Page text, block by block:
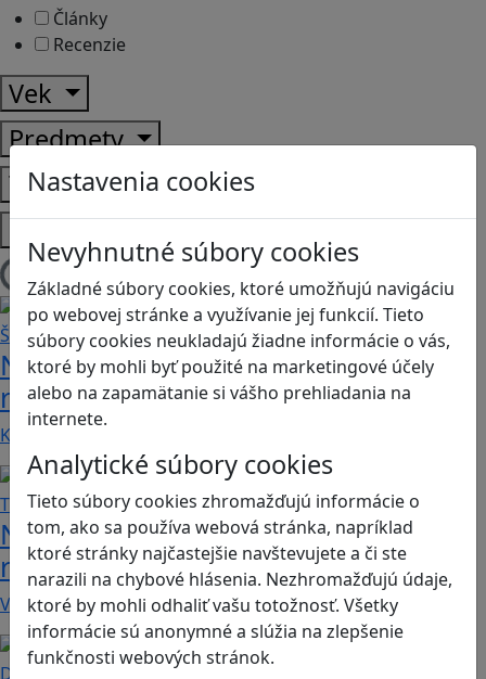
Nastavenia cookies
Nevyhnutné súbory cookies
Základné súbory cookies, ktoré umožňujú navigáciu
po webovej stránke a využívanie jej funkcií. Tieto
súbory cookies neukladajú žiadne informácie o vás,
ktoré by mohli byť použité na marketingové účely
alebo na zapamätanie si vášho prehliadania na
internete.
Analytické súbory cookies
Tieto súbory cookies zhromažďujú informácie o
tom, ako sa používa webová stránka, napríklad
ktoré stránky najčastejšie navštevujete a či ste
narazili na chybové hlásenia. Nezhromažďujú údaje,
ktoré by mohli odhaliť vašu totožnosť. Všetky
informácie sú anonymné a slúžia na zlepšenie
funkčnosti webových stránok.
Články
Recenzie
Vek
Predmety
Témy
Platformy
Načítam blogy
Návod pre rodičov: Ako na výber
rodičovského zámku? Štvrtá časť
Kvalitné aplikácie, ktoré ponúkajú bezpečné…
Návod pre rodičov: Ako na výber
rodičovského zámku? Tretia časť
V obchode Play je možné nájsť veľké množstvo…